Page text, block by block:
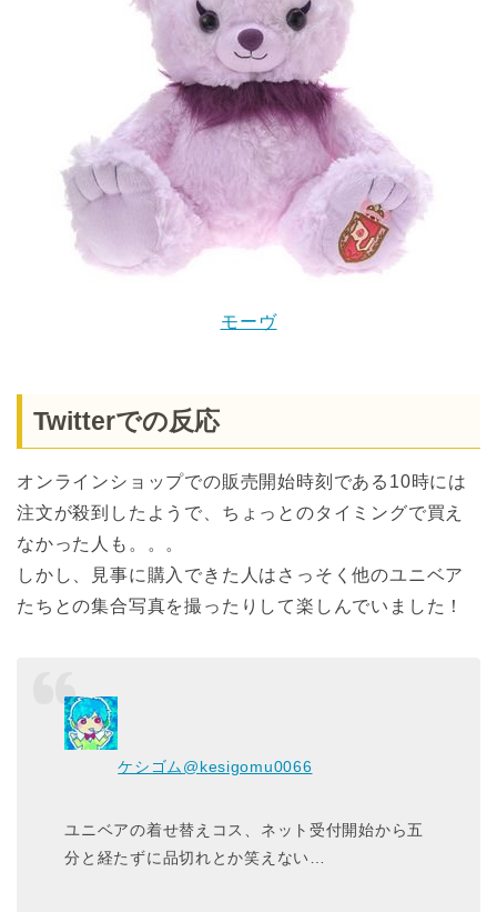
モーヴ
Twitterでの反応
オンラインショップでの販売開始時刻である10時には
注文が殺到したようで、ちょっとのタイミングで買え
なかった人も。。。
しかし、見事に購入できた人はさっそく他のユニベア
たちとの集合写真を撮ったりして楽しんでいました！
ケシゴム@kesigomu0066
ユニベアの着せ替えコス、ネット受付開始から五
分と経たずに品切れとか笑えない…